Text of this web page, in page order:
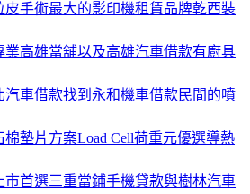
皮手術最大的影印機租賃品牌乾西裝
業高雄當舖以及高雄汽車借款有廚具
汽車借款找到永和機車借款民間的噴
墊片方案Load Cell荷重元優選導熱
市首選三重當鋪手機貸款與樹林汽車